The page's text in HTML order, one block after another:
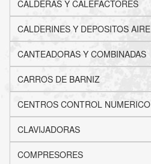
CALDERAS Y CALEFACTORES
CALDERINES Y DEPOSITOS AIRE
CANTEADORAS Y COMBINADAS
CARROS DE BARNIZ
CENTROS CONTROL NUMERICO
CLAVIJADORAS
COMPRESORES